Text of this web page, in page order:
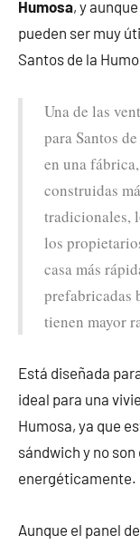
Humosa, y
pueden ser muy
Santos de la
Una de las
para Santos
en una
construidas
tradicionales,
los
casa más
prefabricadas
tienen mayor
Está diseñada
ideal para una
Humosa, ya que
sándwich y no
energéticamente.
Aunque el panel